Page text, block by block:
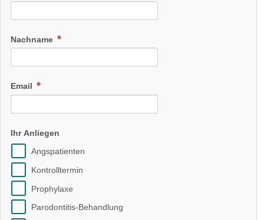
Nachname
Email
Ihr Anliegen
Angspatienten
Kontrolltermin
Prophylaxe
Parodontitis-Behandlung